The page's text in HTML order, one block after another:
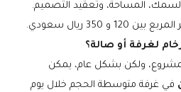
المساحة، وتعقيد التصميم.
و 350 ريال سعودي.
لغرفة أو صالة؟
ولكن بشكل عام، يمكن
في غرفة متوسطة الحجم خلال يوم